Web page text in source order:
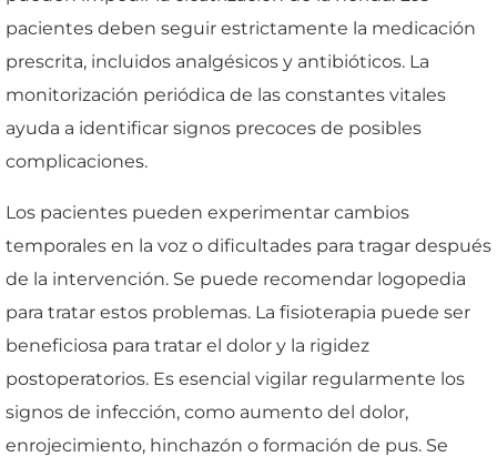
pacientes deben seguir estrictamente la medicación
prescrita, incluidos analgésicos y antibióticos. La
monitorización periódica de las constantes vitales
ayuda a identificar signos precoces de posibles
complicaciones.
Los pacientes pueden experimentar cambios
temporales en la voz o dificultades para tragar después
de la intervención. Se puede recomendar logopedia
para tratar estos problemas. La fisioterapia puede ser
beneficiosa para tratar el dolor y la rigidez
postoperatorios. Es esencial vigilar regularmente los
signos de infección, como aumento del dolor,
enrojecimiento, hinchazón o formación de pus. Se